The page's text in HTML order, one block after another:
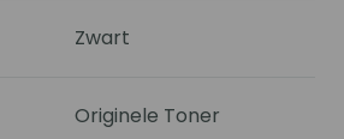
Zwart
Originele Toner